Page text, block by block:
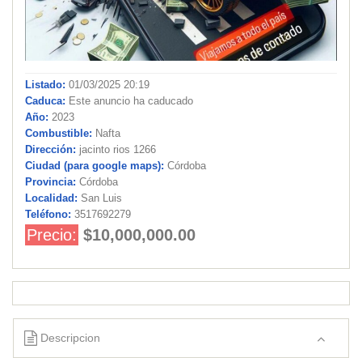
Listado: 01/03/2025 20:19
Caduca: Este anuncio ha caducado
Año: 2023
Combustible: Nafta
Dirección: jacinto rios 1266
Ciudad (para google maps): Córdoba
Provincia: Córdoba
Localidad: San Luis
Teléfono: 3517692279
Precio: $10,000,000.00
Descripcion